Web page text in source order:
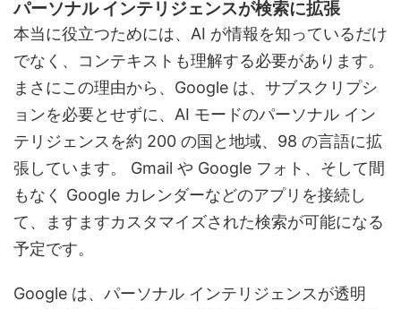
パーソナル インテリジェンスが検索に拡張
本当に役立つためには、AI が情報を知っているだけ
でなく、コンテキストも理解する必要があります。
まさにこの理由から、Google は、サブスクリプシ
ョンを必要とせずに、AI モードのパーソナル イン
テリジェンスを約 200 の国と地域、98 の言語に拡
張しています。 Gmail や Google フォト、そして間
もなく Google カレンダーなどのアプリを接続し
て、ますますカスタマイズされた検索が可能になる
予定です。
Google は、パーソナル インテリジェンスが透明